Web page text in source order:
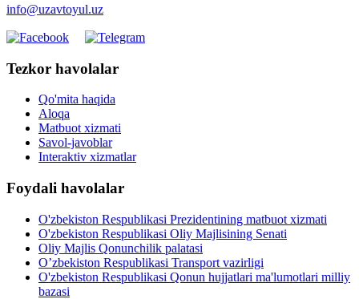
info@uzavtoyul.uz
Tezkor havolalar
Qo'mita haqida
Aloqa
Matbuot xizmati
Savol-javoblar
Interaktiv xizmatlar
Foydali havolalar
O'zbekiston Respublikasi Prezidentining matbuot xizmati
O'zbekiston Respublikasi Oliy Majlisining Senati
Oliy Majlis Qonunchilik palatasi
O’zbekiston Respublikasi Transport vazirligi
O'zbekiston Respublikasi Qonun hujjatlari ma'lumotlari milliy
bazasi